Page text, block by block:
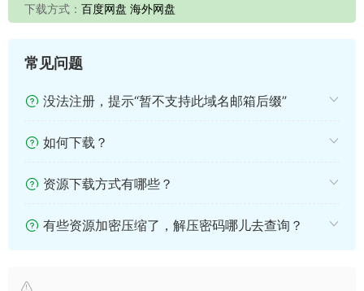
下载方式： 百度网盘 海外网盘
常见问题
没法注册，提示“暂不支持此域名邮箱后缀”
如何下载？
资源下载方式有哪些？
有些资源加密压缩了，解压密码哪儿去查询？